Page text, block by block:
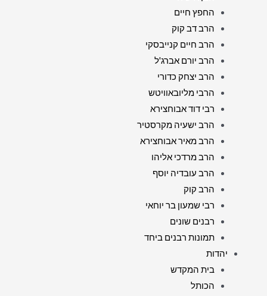
החפץ חיים
הרב דב קוק
הרב חיים קנייבסקי
הרב יורם אברג'ל
הרב יצחק כדורי
הרבי מליובאוויטש
רבי דוד אבוחצירא
הרב ישעיה מקרסטיר
הרב מאיר אבוחצירא
הרב מרדכי אליהו
הרב עובדיה יוסף
הרב קוק
רבי שמעון בר יוחאי
רבנים שונים
תמונות רבנים ביחד
יהדות
בית המקדש
הכותל